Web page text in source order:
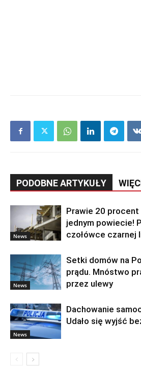
PODOBNE ARTYKUŁY
News
Prawie 20
jednym powiecie!
czołówce czarnej
News
Setki domów na
prądu. Mnóstwo
przez ulewy
News
Dachowanie
Udało się wyjść